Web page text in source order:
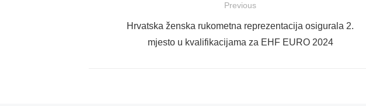
objava
Previous
Previous
Hrvatska ženska rukometna reprezentacija osigurala 2.
mjesto u kvalifikacijama za EHF EURO 2024